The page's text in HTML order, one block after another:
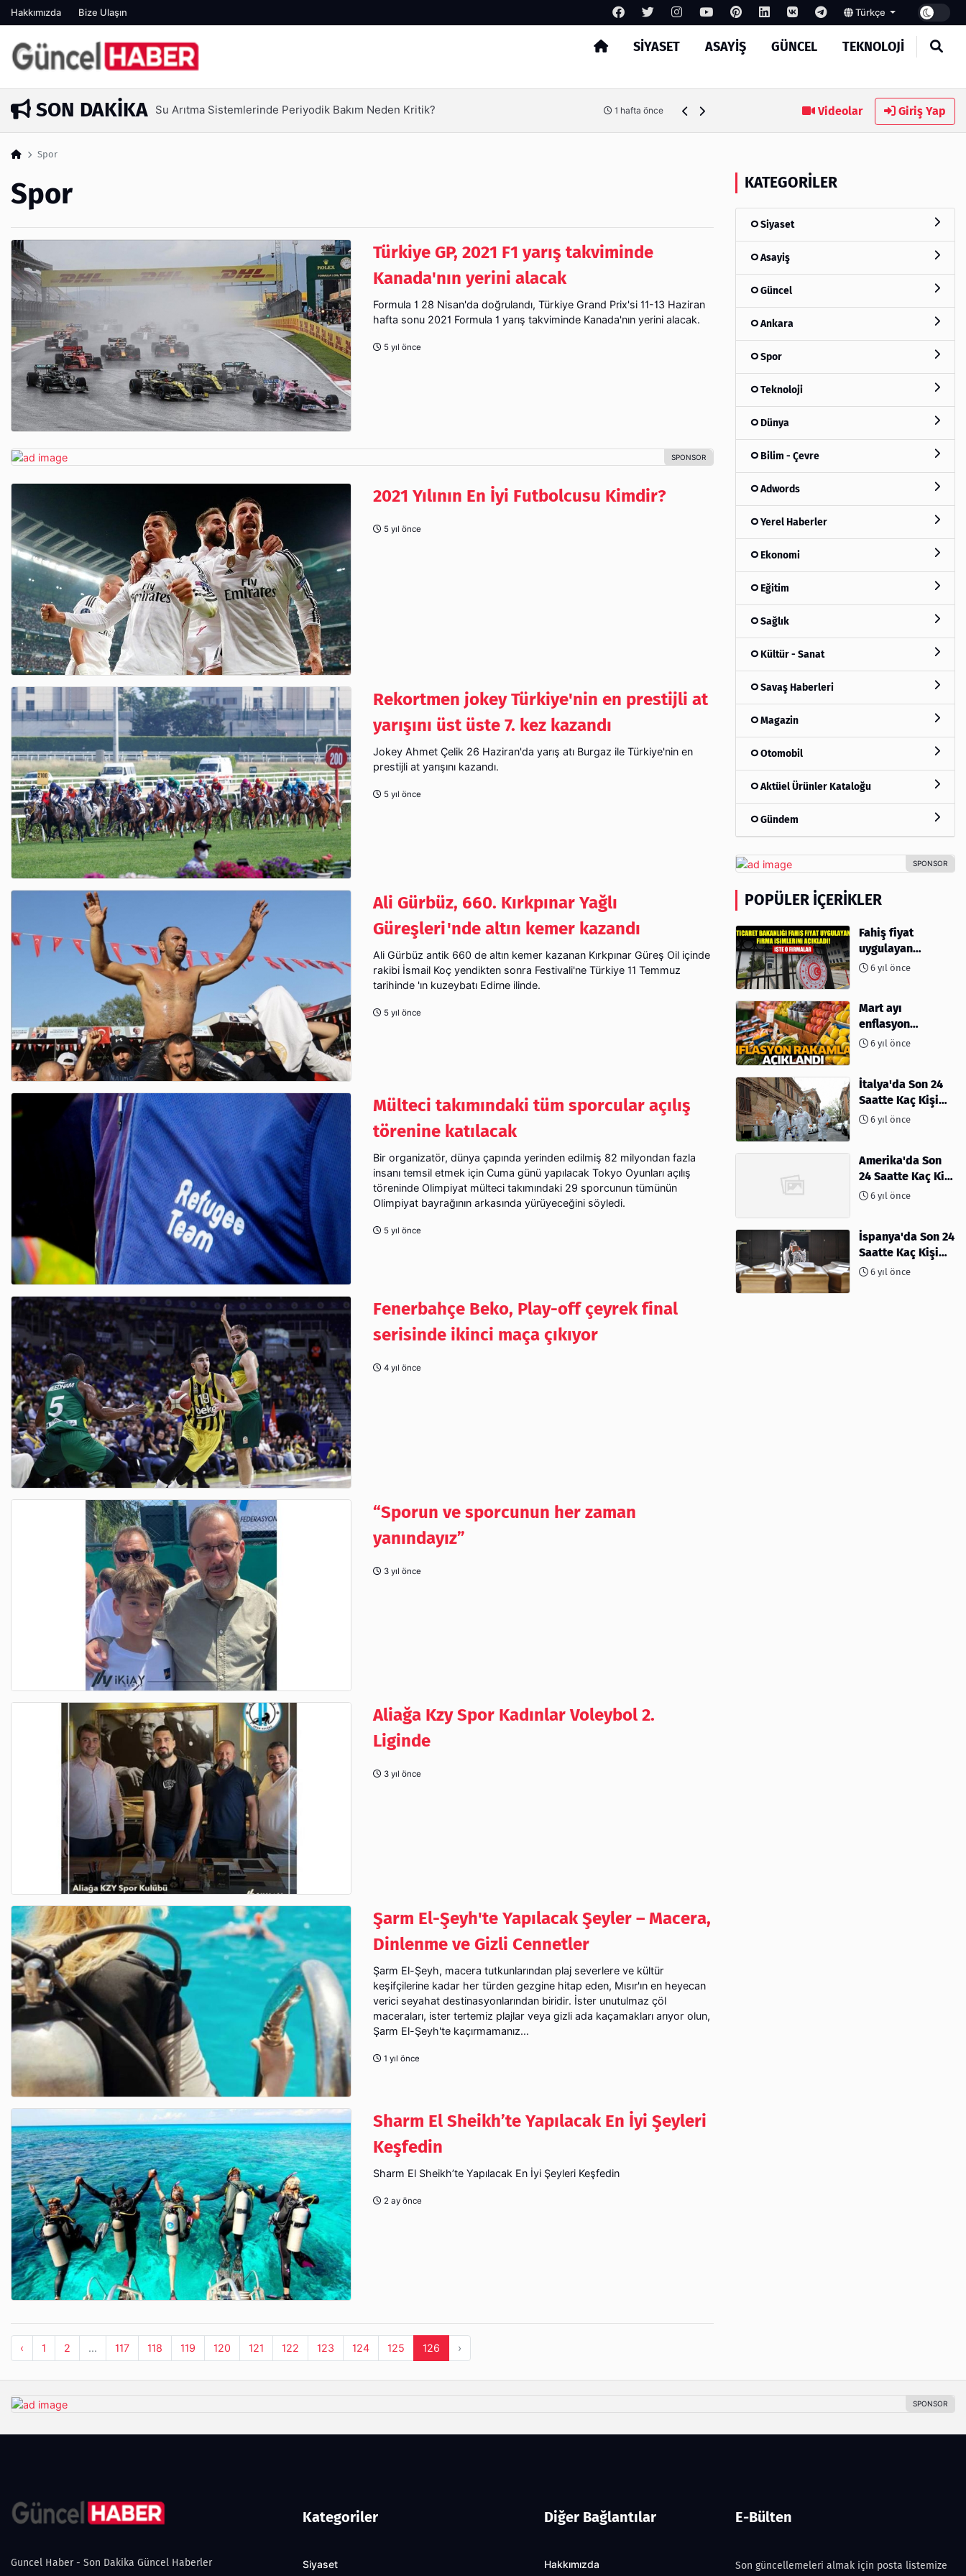
Hakkımızda Bize Ulaşın Türkçe
SIYASET ASAYIŞ GÜNCEL TEKNOLOJI
Arama
SON DAKIKA
1 hafta önce Ambalaj Süreçlerinde Yeni Nesil Verimliliği Olimpack ile Yakalayın 3 hafta önce MASROKİT Eğitim Kitleri ile Elektronik Öğrenmek Artık
Videolar Giriş Yap
Spor
Spor
Türkiye GP, 2021 F1 yarış takviminde
Kanada'nın yerini alacak
Formula 1 28 Nisan'da doğrulandı, Türkiye Grand Prix'si 11-13 Haziran
hafta sonu 2021 Formula 1 yarış takviminde Kanada'nın yerini alacak.
5 yıl önce
2021 Yılının En İyi Futbolcusu Kimdir?
5 yıl önce
Rekortmen jokey Türkiye'nin en prestijli at
yarışını üst üste 7. kez kazandı
Jokey Ahmet Çelik 26 Haziran'da yarış atı Burgaz ile Türkiye'nin en
prestijli at yarışını kazandı.
5 yıl önce
Ali Gürbüz, 660. Kırkpınar Yağlı
Güreşleri'nde altın kemer kazandı
Ali Gürbüz antik 660 de altın kemer kazanan Kırkpınar Güreş Oil içinde
rakibi İsmail Koç yendikten sonra Festivali'ne Türkiye 11 Temmuz
tarihinde 'ın kuzeybatı Edirne ilinde.
5 yıl önce
Mülteci takımındaki tüm sporcular açılış
törenine katılacak
Bir organizatör, dünya çapında yerinden edilmiş 82 milyondan fazla
insanı temsil etmek için Cuma günü yapılacak Tokyo Oyunları açılış
töreninde Olimpiyat mülteci takımındaki 29 sporcunun tümünün
Olimpiyat bayrağının arkasında yürüyeceğini söyledi.
5 yıl önce
Fenerbahçe Beko, Play-off çeyrek final
serisinde ikinci maça çıkıyor
4 yıl önce
“Sporun ve sporcunun her zaman
yanındayız”
3 yıl önce
Aliağa Kzy Spor Kadınlar Voleybol 2.
Liginde
3 yıl önce
Şarm El-Şeyh'te Yapılacak Şeyler – Macera,
Dinlenme ve Gizli Cennetler
Şarm El-Şeyh, macera tutkunlarından plaj severlere ve kültür
keşifçilerine kadar her türden gezgine hitap eden, Mısır'ın en heyecan
verici seyahat destinasyonlarından biridir. İster unutulmaz çöl
maceraları, ister tertemiz plajlar veya gizli ada kaçamakları arıyor olun,
Şarm El-Şeyh'te kaçırmamanız...
1 yıl önce
Sharm El Sheikh’te Yapılacak En İyi Şeyleri
Keşfedin
Sharm El Sheikh’te Yapılacak En İyi Şeyleri Keşfedin
2 ay önce
‹ 1 2 ... 117 118 119 120 121 122 123 124 125 126 ›
KATEGORILER
Siyaset
Asayiş
Güncel
Ankara
Spor
Teknoloji
Dünya
Bilim - Çevre
Adwords
Yerel Haberler
Ekonomi
Eğitim
Sağlık
Kültür - Sanat
Savaş Haberleri
Magazin
Otomobil
Aktüel Ürünler Kataloğu
Gündem
POPÜLER İÇERIKLER
Fahiş fiyat
uygulayan
firmalar açıklandı
6 yıl önce
Mart ayı
enflasyon
rakamları
6 yıl önce
İtalya'da Son 24
Saatte Kaç Kişi
Öldü6 yıl önce
Amerika'da Son
24 Saatte Kaç Kişi
Öldü - 06 Nisan
6 yıl önce
İspanya'da Son 24
Saatte Kaç Kişi
Öldü6 yıl önce
Guncel Haber - Son Dakika Güncel Haberler
Kategoriler
Siyaset
Diğer Bağlantılar
Hakkımızda
E-Bülten
Son güncellemeleri almak için posta listemize